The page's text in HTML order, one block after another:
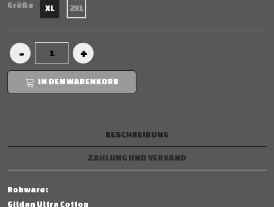
Größe XL 2XL
IN DEN WARENKORB
BESCHREIBUNG
ZAHLUNG UND VERSAND
Rohware:
Gildan Ultra Cotton